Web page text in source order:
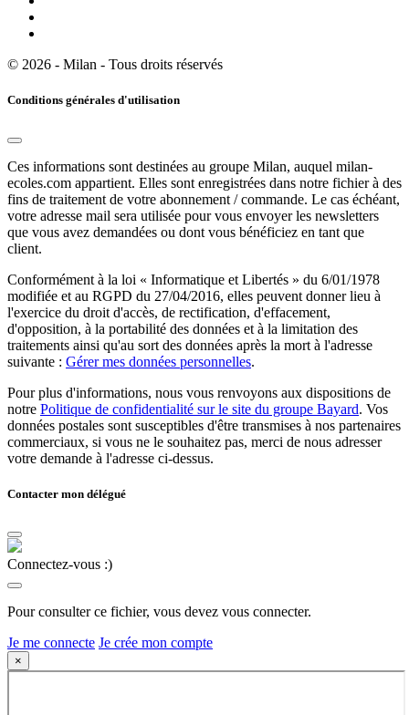
© 2026 - Milan - Tous droits réservés
Conditions générales d'utilisation
Ces informations sont destinées au groupe Milan, auquel milan-
ecoles.com appartient. Elles sont enregistrées dans notre fichier à des
fins de traitement de votre abonnement / commande. Le cas échéant,
votre adresse mail sera utilisée pour vous envoyer les newsletters
que vous avez demandées ou dont vous bénéficiez en tant que
client.
Conformément à la loi « Informatique et Libertés » du 6/01/1978
modifiée et au RGPD du 27/04/2016, elles peuvent donner lieu à
l'exercice du droit d'accès, de rectification, d'effacement,
d'opposition, à la portabilité des données et à la limitation des
traitements ainsi qu'au sort des données après la mort à l'adresse
suivante : Gérer mes données personnelles.
Pour plus d'informations, nous vous renvoyons aux dispositions de
notre Politique de confidentialité sur le site du groupe Bayard. Vos
données postales sont susceptibles d'être transmises à nos partenaires
commerciaux, si vous ne le souhaitez pas, merci de nous adresser
votre demande à l'adresse ci-dessus.
Contacter mon délégué
Connectez-vous :)
Pour consulter ce fichier, vous devez vous connecter.
Je me connecte Je crée mon compte
×